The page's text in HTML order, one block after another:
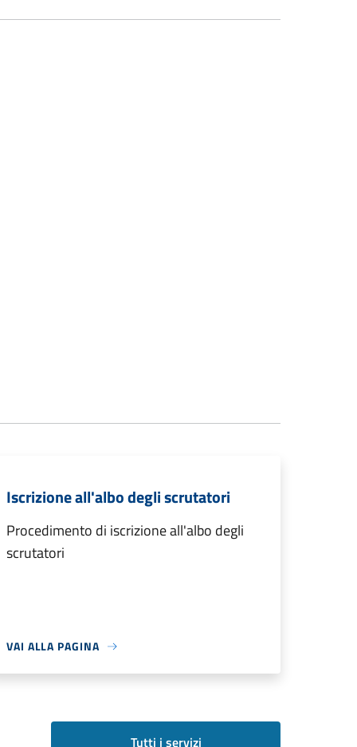
Iscrizione all'albo degli scrutatori
Procedimento di iscrizione all'albo degli
scrutatori
VAI ALLA PAGINA
Tutti i servizi